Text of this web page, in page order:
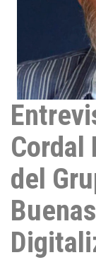
Cordal
del